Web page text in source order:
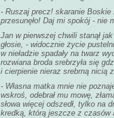
- Ruszaj precz! skaranie
przesunęło! Daj mi spokój - nie
Jan w pierwszej chwili stanął
głosie, - widocznie życie
w nieładzie spadały na twarz
rozwiana broda srebrzyła się
i cierpienie nieraz srebrną nicią
- Własna matka mnie nie
wskroś, odebrał mu mowę,
słowa więcej odszedł, tylko na
kredką, którą jeszcze z czasów